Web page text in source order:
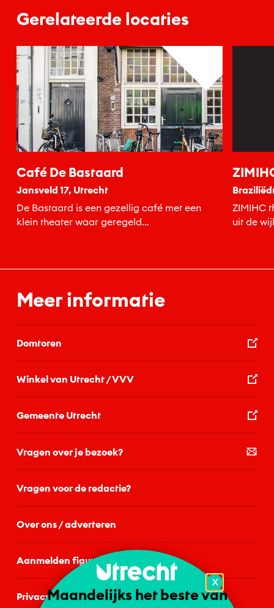
Gerelateerde locaties
Café De Bastaard
Jansveld 17, Utrecht
De Bastaard is een gezellig café met een
klein theater waar geregeld
ZIMIHC
uit de
Meer informatie
Domtoren
Winkel van Utrecht / VVV
Gemeente Utrecht
Vragen over je bezoek?
Vragen voor de redactie?
Over ons / adverteren
Aanmelden figurant
Privacystatement
X
Maandelijks het beste van